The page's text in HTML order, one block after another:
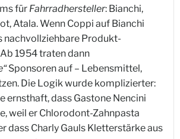
für Fahrradhersteller: Bianchi,
Atala. Wenn Coppi auf Bianchi
nachvollziehbare Produkt-
1954 traten dann
Sponsoren auf – Lebensmittel,
Die Logik wurde komplizierter:
ernsthaft, dass Gastone Nencini
weil er Chlorodont-Zahnpasta
dass Charly Gauls Kletterstärke aus